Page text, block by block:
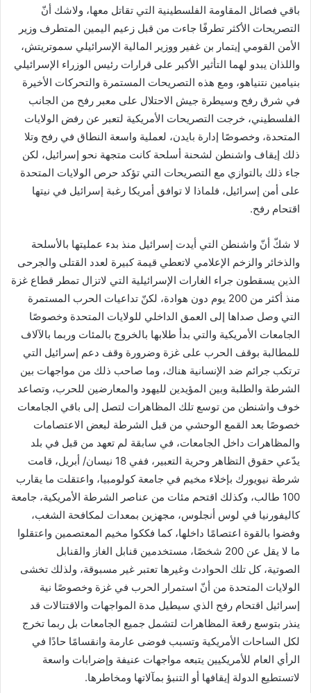
باقي فصائل المقاومة الفلسطينية التي تقاتل معها، ولاشك أنّ
التصريحات الأكثر تطرفًا جاءت من قبل زعيم اليمين المتطرف وزير
الأمن القومي إيتمار بن غفير ووزير المالية الإسرائيلي سموتريتش،
واللذان يبدو لهما التأثير الأكبر على قرارات رئيس الوزراء الإسرائيلي
بنيامين نتنياهو، ومع هذه التصريحات المستمرة والتحركات الأخيرة
في شرق رفح وسيطرة جيش الاحتلال على معبر رفح من الجانب
الفلسطيني، خرجت التصريحات الأمريكية لتعبر عن رفض الولايات
المتحدة، وخصوصًا إدارة بايدن، لعملية واسعة النطاق في رفح وتلا
ذلك إيقاف واشنطن لشحنة أسلحة كانت متجهة نحو إسرائيل، لكن
جاء ذلك بالتوازي مع التصريحات التي تؤكد حرص الولايات المتحدة
على أمن إسرائيل، فلماذا لا توافق أمريكا رغبة إسرائيل في نيتها
اقتحام رفح.
لا شكّ أنّ واشنطن التي أيدت إسرائيل منذ بدء عمليتها بالأسلحة
والذخائر والزخم الإعلامي لاتعطي قيمة كبيرة لعدد القتلى والجرحى
الذين يسقطون جراء الغارات الإسرائيلية التي لاتزال تمطر قطاع غزة
منذ أكثر من 200 يوم دون هوادة، لكنّ تداعيات الحرب المستمرة
التي وصل صداها إلى العمق الداخلي للولايات المتحدة وخصوصًا
الجامعات الأمريكية والتي بدأ طلابها بالخروج بالمئات وربما بالآلاف
للمطالبة بوقف الحرب على غزة وضرورة وقف دعم إسرائيل التي
ترتكب جرائم ضد الإنسانية هناك، وما صاحب ذلك من مواجهات بين
الشرطة والطلبة وبين المؤيدين لليهود والمعارضين للحرب، وتصاعد
خوف واشنطن من توسع تلك المظاهرات لتصل إلى باقي الجامعات
خصوصًا بعد القمع الوحشي من قبل الشرطة لبعض الاعتصامات
والمظاهرات داخل الجامعات، في سابقة لم تعهد من قبل في بلد
يدّعي حقوق التظاهر وحرية التعبير، ففي 18 نيسان/ أبريل، قامت
شرطة نيويورك بإخلاء مخيم في جامعة كولومبيا، واعتقلت ما يقارب
100 طالب، وكذلك اقتحم مئات من عناصر الشرطة الأمريكية، جامعة
كاليفورنيا في لوس أنجلوس، مجهزين بمعدات لمكافحة الشغب،
وفضوا بالقوة اعتصامًا داخلها، كما فككوا مخيم المعتصمين واعتقلوا
ما لا يقل عن 200 شخصًا، مستخدمين قنابل الغاز والقنابل
الصوتية، كل تلك الحوادث وغيرها تعتبر غير مسبوقة، ولذلك تخشى
الولايات المتحدة من أنّ استمرار الحرب في غزة وخصوصًا نية
إسرائيل اقتحام رفح الذي سيطيل مدة المواجهات والاقتتالات قد
ينذر بتوسع رقعة المظاهرات لتشمل جميع الجامعات بل ربما تخرج
لكل الساحات الأمريكية وتسبب فوضى عارمة وانقسامًا حادًا في
الرأي العام للأمريكيين يتبعه مواجهات عنيفة وإضرابات واسعة
لاتستطيع الدولة إيقافها أو التنبؤ بمآلاتها ومخاطرها.